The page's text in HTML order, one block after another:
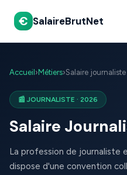
€ SalaireBrutNet
Accueil › Métiers›Salaire journaliste
📰 JOURNALISTE · 2026
Salaire
La profession de journaliste
dispose d'une convention